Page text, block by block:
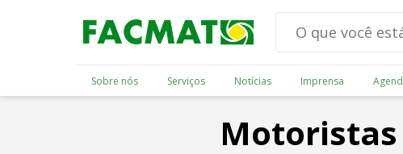
Sobre nós Serviços Notícias Imprensa